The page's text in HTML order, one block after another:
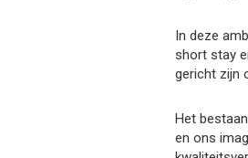
In deze
short stay
gericht zijn
Het
en ons